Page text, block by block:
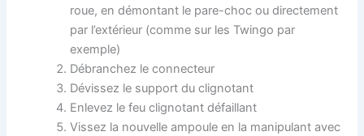
roue, en démontant le pare-choc ou directement
par l’extérieur (comme sur les Twingo par
exemple)
Débranchez le connecteur
Dévissez le support du clignotant
Enlevez le feu clignotant défaillant
Vissez la nouvelle ampoule en la manipulant avec